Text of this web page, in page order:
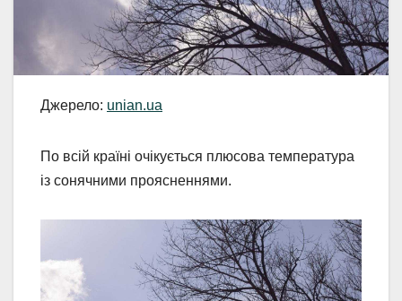
Джерело: unian.ua
По всій країні очікується плюсова температура
із сонячними проясненнями.